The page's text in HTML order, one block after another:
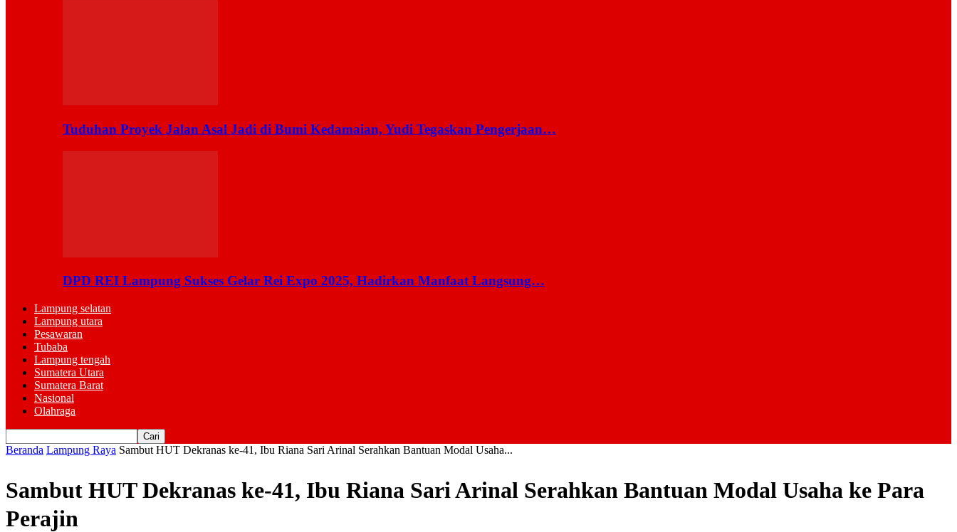
Tuduhan Proyek Jalan Asal Jadi di Bumi Kedamaian, Yudi Tegaskan Pengerjaan…
DPD REI Lampung Sukses Gelar Rei Expo 2025, Hadirkan Manfaat Langsung…
Lampung selatan
Lampung utara
Pesawaran
Tubaba
Lampung tengah
Sumatera Utara
Sumatera Barat
Nasional
Olahraga
Beranda Lampung Raya Sambut HUT Dekranas ke-41, Ibu Riana Sari Arinal Serahkan Bantuan Modal Usaha...
Sambut HUT Dekranas ke-41, Ibu Riana Sari Arinal Serahkan Bantuan Modal Usaha ke Para
Perajin